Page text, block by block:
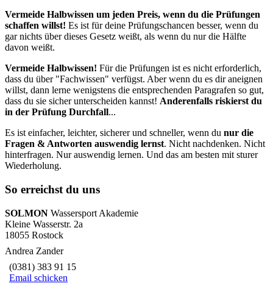
Vermeide Halbwissen um jeden Preis, wenn du die Prüfungen
schaffen willst! Es ist für deine Prüfungschancen besser, wenn du
gar nichts über dieses Gesetz weißt, als wenn du nur die Hälfte
davon weißt.
Vermeide Halbwissen! Für die Prüfungen ist es nicht erforderlich,
dass du über "Fachwissen" verfügst. Aber wenn du es dir aneignen
willst, dann lerne wenigstens die entsprechenden Paragrafen so gut,
dass du sie sicher unterscheiden kannst! Anderenfalls riskierst du
in der Prüfung Durchfall...
Es ist einfacher, leichter, sicherer und schneller, wenn du nur die
Fragen & Antworten auswendig lernst. Nicht nachdenken. Nicht
hinterfragen. Nur auswendig lernen. Und das am besten mit sturer
Wiederholung.
So erreichst du uns
SOLMON Wassersport Akademie
Kleine Wasserstr. 2a
18055 Rostock
Andrea Zander
(0381) 383 91 15
Email schicken